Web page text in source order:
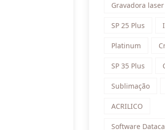
Gravadora laser
SP 25 Plus
Platinum
SP 35 Plus
Sublimação
ACRILICO
Software